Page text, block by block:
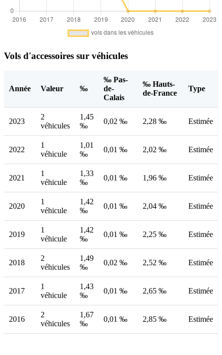
Vols d'accessoires sur véhicules
Année Valeur ‰
‰ Pas-
de-
Calais
‰ Hauts-
de-France
Type
2023
2
véhicules
1,45
‰
0,02 ‰ 2,28 ‰ Estimée
2022
1
véhicule
1,01
‰
0,01 ‰ 2,02 ‰ Estimée
2021
1
véhicule
1,33
‰
0,01 ‰ 1,96 ‰ Estimée
2020
1
véhicule
1,42
‰
0,01 ‰ 2,04 ‰ Estimée
2019
1
véhicule
1,42
‰
0,01 ‰ 2,25 ‰ Estimée
2018
2
véhicules
1,49
‰
0,02 ‰ 2,52 ‰ Estimée
2017
1
véhicule
1,43
‰
0,01 ‰ 2,65 ‰ Estimée
2016
2
véhicules
1,67
‰
0,01 ‰ 2,85 ‰ Estimée